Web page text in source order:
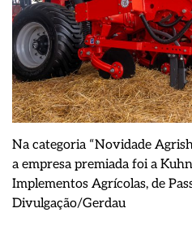
Na categoria “Novidade
a empresa premiada foi a
Implementos Agrícolas, de
Divulgação/Gerdau